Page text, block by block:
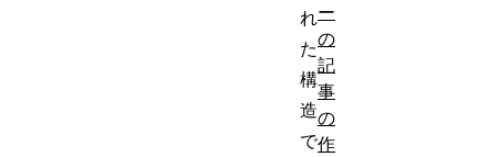
れ
た
構
造
で
ー
の
記
事
の
作